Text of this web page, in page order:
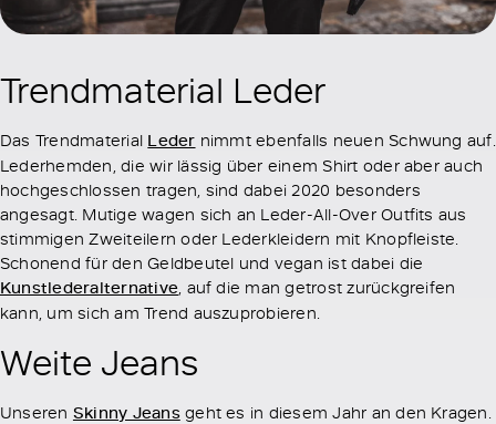
Trendmaterial Leder
Das Trendmaterial Leder nimmt ebenfalls neuen Schwung auf.
Lederhemden, die wir lässig über einem Shirt oder aber auch
hochgeschlossen tragen, sind dabei 2020 besonders
angesagt. Mutige wagen sich an Leder-All-Over Outfits aus
stimmigen Zweiteilern oder Lederkleidern mit Knopfleiste.
Schonend für den Geldbeutel und vegan ist dabei die
Kunstlederalternative, auf die man getrost zurückgreifen
kann, um sich am Trend auszuprobieren.
Weite Jeans
Unseren Skinny Jeansgeht es in diesem Jahr an den Kragen.